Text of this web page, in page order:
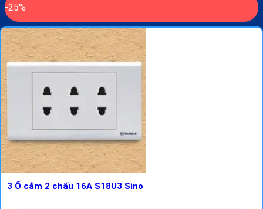
-25%
3 Ổ cắm 2 chấu 16A S18U3 Sino